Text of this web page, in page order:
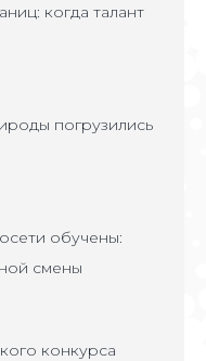
когда талант
погрузились
обучены:
смены
конкурса